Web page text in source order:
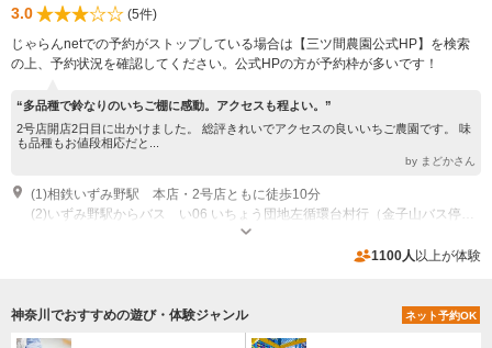
3.0
(5件)
じゃらんnetでの予約がストップしている場合は【三ツ間農園公式HP】を検索
の上、予約状況を確認してください。公式HPの方が予約枠が多いです！
“多品種で鈴なりのいちご棚に感動。アクセスも程よい。”
2号店開店2日目に出かけました。 総評きれいでアクセスの良いいちご農園です。 味
も品種もお値段相応だと...
by まどかさん
(1)相鉄いずみ野駅 本店・2号店ともに徒歩10分
営業期間：12月から6月まで 営業時間：10時から14時まで
専用駐車場あり（無料）20台 ハウス横に１７台 道を挟んだ向かいに５台
1100人 以上が体験
神奈川でおすすめの遊び・体験ジャンル ネット予約OK